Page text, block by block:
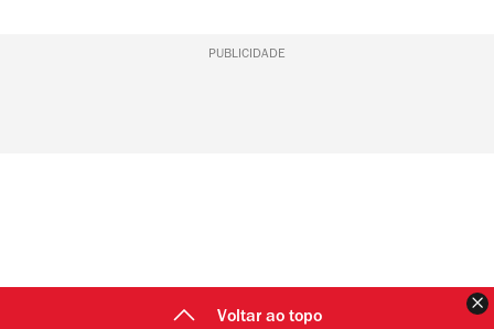
PUBLICIDADE
Voltar ao topo